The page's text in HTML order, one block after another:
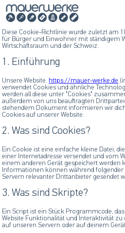
Diese Cookie-Richtlinie wurde zuletzt am
für Bürger und Einwohner mit ständigem
Wirtschaftsraum und der Schweiz.
1. Einführung
Unsere Website, https://mauer-werke.de
verwendet Cookies und ähnliche
werden all diese unter "Cookies"
außerdem von uns beauftragten
stehendem Dokument informieren wir
Cookies auf unserer Website.
2. Was sind Cookies?
Ein Cookie ist eine einfache kleine Datei,
einer Internetadresse versendet und vom
einem anderen Gerät gespeichert werden
Informationen können während folgender
Servern relevanter Drittanbieter gesendet
3. Was sind Skripte?
Ein Script ist ein Stück Programmcode,
Website Funktionalität und Interaktivität
auf unseren Servern oder auf deinem